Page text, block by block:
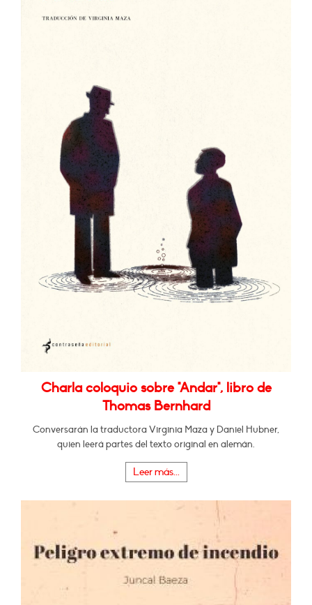
Charla coloquio sobre "Andar", libro de
Thomas Bernhard
Conversarán la traductora Virginia Maza y Daniel Hubner,
quien leerá partes del texto original en alemán.
Leer más...